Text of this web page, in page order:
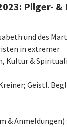
Pilger-
und des
in extremer
Kultur &
Geistl.
& Anmeldungen)